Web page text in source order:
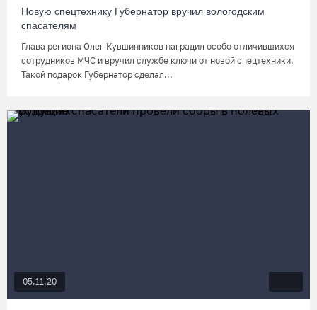
Новую спецтехнику Губернатор вручил вологодским
спасателям
Глава региона Олег Кувшинников наградил особо отличившихся
сотрудников МЧС и вручил службе ключи от новой спецтехники.
Такой подарок Губернатор сделал...
05.11.20